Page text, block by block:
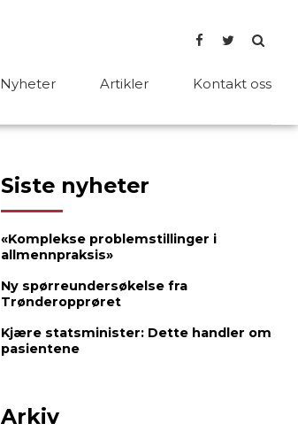
Nyheter Artikler Kontakt oss
Siste nyheter
«Komplekse problemstillinger i
allmennpraksis»
Ny spørreundersøkelse fra
Trønderopprøret
Kjære statsminister: Dette handler om
pasientene
Arkiv